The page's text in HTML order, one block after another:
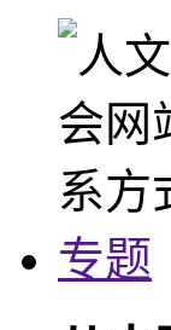
专题